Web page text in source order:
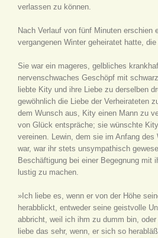
verlassen zu können.
Nach Verlauf von fünf Minuten erschien
vergangenen Winter geheiratet hatte,
Sie war ein mageres, gelbliches
nervenschwaches Geschöpf mit
liebte Kity und ihre Liebe zu derselben
gewöhnlich die Liebe der Verheirateten
dem Wunsch aus, Kity einen Mann zu
von Glück entspräche; sie wünschte
vereinen. Lewin, dem sie im Anfang des
war, war ihr stets unsympathisch
Beschäftigung bei einer Begegnung mit
lustig zu machen.
»Ich liebe es, wenn er von der Höhe
herabblickt, entweder seine geistvolle
abbricht, weil ich ihm zu dumm bin,
liebe das sehr, wenn, er sich so